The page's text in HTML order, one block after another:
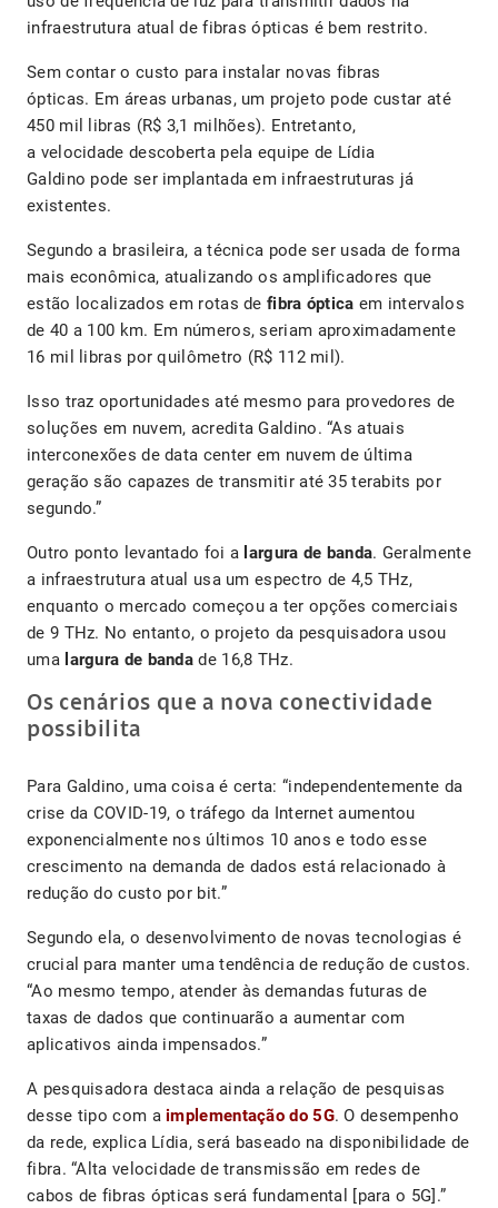
infraestrutura atual de fibras ópticas é bem restrito.
Sem contar o custo para instalar novas fibras
ópticas. Em áreas urbanas, um projeto pode custar até
450 mil libras (R$ 3,1 milhões). Entretanto,
a velocidade descoberta pela equipe de Lídia
Galdino pode ser implantada em infraestruturas já
existentes.
Segundo a brasileira, a técnica pode ser usada de forma
mais econômica, atualizando os amplificadores que
estão localizados em rotas defibra óptica em intervalos
de 40 a 100 km. Em números, seriam aproximadamente
16 mil libras por quilômetro (R$ 112 mil).
Isso traz oportunidades até mesmo para provedores de
soluções em nuvem, acredita Galdino. “As atuais
interconexões de data center em nuvem de última
geração são capazes de transmitir até 35 terabits por
segundo.”
Outro ponto levantado foi a largura de banda. Geralmente
a infraestrutura atual usa um espectro de 4,5 THz,
enquanto o mercado começou a ter opções comerciais
de 9 THz. No entanto, o projeto da pesquisadora usou
uma largura de banda de 16,8 THz.
Os cenários que a nova conectividade
possibilita
Para Galdino, uma coisa é certa: “independentemente da
crise da COVID-19, o tráfego da Internet aumentou
exponencialmente nos últimos 10 anos e todo esse
crescimento na demanda de dados está relacionado à
redução do custo por bit.”
Segundo ela, o desenvolvimento de novas tecnologias é
crucial para manter uma tendência de redução de custos.
“Ao mesmo tempo, atender às demandas futuras de
taxas de dados que continuarão a aumentar com
aplicativos ainda impensados.”
A pesquisadora destaca ainda a relação de pesquisas
desse tipo com aimplementação do 5G. O desempenho
da rede, explica Lídia, será baseado na disponibilidade de
fibra. “Alta velocidade de transmissão em redes de
cabos de fibras ópticas será fundamental [para o 5G].”